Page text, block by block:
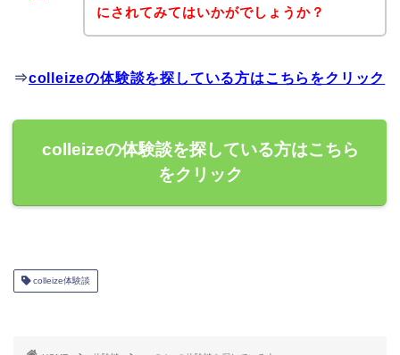
にされてみてはいかがでしょうか？
⇒colleizeの体験談を探している方はこちらをクリック
colleizeの体験談を探している方はこちら
をクリック
colleize体験談